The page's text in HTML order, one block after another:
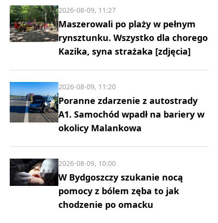
Maszerowali po plaży w pełnym
rynsztunku. Wszystko dla chorego
Kazika, syna strażaka [zdjęcia]
2026-08-09, 11:27
Poranne zdarzenie z autostrady
A1. Samochód wpadł na bariery w
okolicy Malankowa
2026-08-09, 11:20
W Bydgoszczy szukanie nocą
pomocy z bólem zęba to jak
chodzenie po omacku
2026-08-09, 10:00